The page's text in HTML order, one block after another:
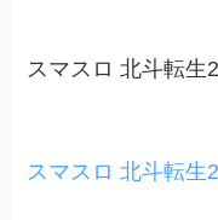
スマスロ 北斗転生
スマスロ 北斗転生